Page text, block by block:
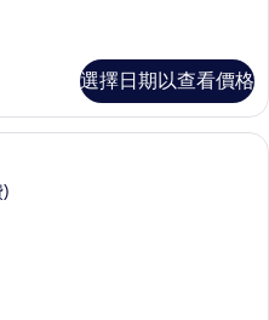
選擇日期以查看價格
高級寢具、書桌、遮光布/窗簾、隔音